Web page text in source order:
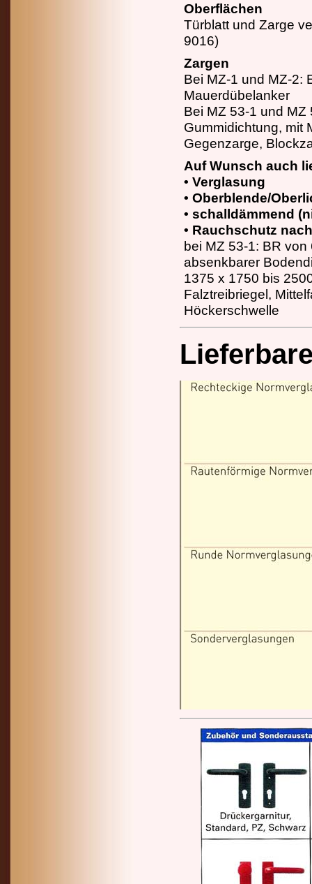
Oberflächen
Türblatt und Zarge
9016)
Zargen
Bei MZ-1 und MZ-2:
Mauerdübelanker
Bei MZ 53-1 und MZ
Gummidichtung, mit
Gegenzarge,
Auf Wunsch auch
• Verglasung
• Oberblende/
• schalldämmend
• Rauchschutz
bei MZ 53-1: BR
absenkbarer
1375 x 1750 bis
Falztreibriegel,
Höckerschwelle